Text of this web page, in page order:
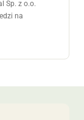
Sp. z o.o.
na